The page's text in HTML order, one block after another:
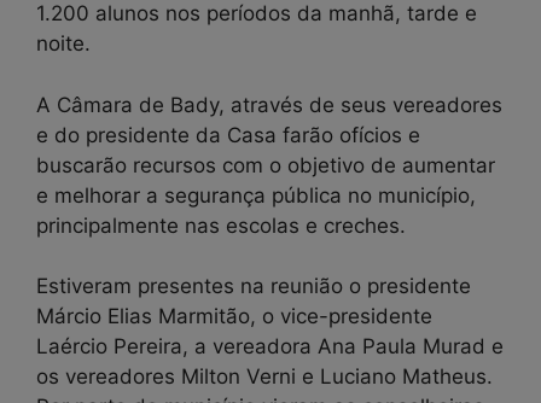
1.200 alunos nos períodos da manhã, tarde e
noite.
A Câmara de Bady, através de seus vereadores
e do presidente da Casa farão ofícios e
buscarão recursos com o objetivo de aumentar
e melhorar a segurança pública no município,
principalmente nas escolas e creches.
Estiveram presentes na reunião o presidente
Márcio Elias Marmitão, o vice-presidente
Laércio Pereira, a vereadora Ana Paula Murad e
os vereadores Milton Verni e Luciano Matheus.